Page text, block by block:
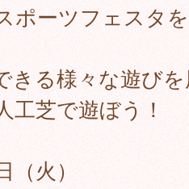
ポーツフェスタ
きる様々な遊び
工芝で遊ぼう！
火）